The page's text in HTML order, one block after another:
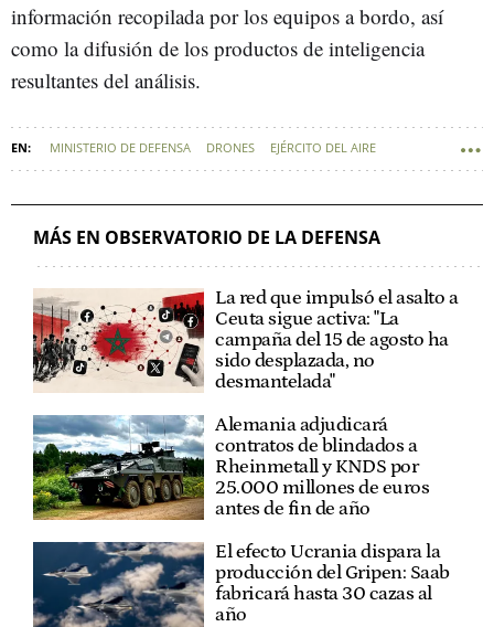
información recopilada por los equipos a bordo, así
como la difusión de los productos de inteligencia
resultantes del análisis.
MINISTERIO DE DEFENSA DRONES EJÉRCITO DEL AIRE
MÁS EN OBSERVATORIO DE LA DEFENSA
La red que impulsó el asalto a
Ceuta sigue activa: "La
campaña del 15 de agosto ha
sido desplazada, no
desmantelada"
Alemania adjudicará
contratos de blindados a
Rheinmetall y KNDS por
25.000 millones de euros
antes de fin de año
El efecto Ucrania dispara la
producción del Gripen: Saab
fabricará hasta 30 cazas al
año